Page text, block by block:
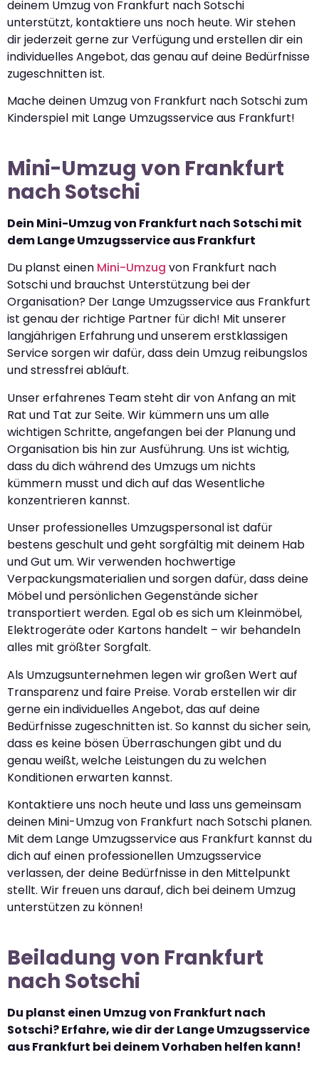
deinem Umzug von Frankfurt nach Sotschi
unterstützt, kontaktiere uns noch heute. Wir stehen
dir jederzeit gerne zur Verfügung und erstellen dir ein
individuelles Angebot, das genau auf deine Bedürfnisse
zugeschnitten ist.
Mache deinen Umzug von Frankfurt nach Sotschi zum
Kinderspiel mit Lange Umzugsservice aus Frankfurt!
Mini-Umzug von Frankfurt
nach Sotschi
Dein Mini-Umzug von Frankfurt nach Sotschi mit
dem Lange Umzugsservice aus Frankfurt
Du planst einen Mini-Umzug von Frankfurt nach
Sotschi und brauchst Unterstützung bei der
Organisation? Der Lange Umzugsservice aus Frankfurt
ist genau der richtige Partner für dich! Mit unserer
langjährigen Erfahrung und unserem erstklassigen
Service sorgen wir dafür, dass dein Umzug reibungslos
und stressfrei abläuft.
Unser erfahrenes Team steht dir von Anfang an mit
Rat und Tat zur Seite. Wir kümmern uns um alle
wichtigen Schritte, angefangen bei der Planung und
Organisation bis hin zur Ausführung. Uns ist wichtig,
dass du dich während des Umzugs um nichts
kümmern musst und dich auf das Wesentliche
konzentrieren kannst.
Unser professionelles Umzugspersonal ist dafür
bestens geschult und geht sorgfältig mit deinem Hab
und Gut um. Wir verwenden hochwertige
Verpackungsmaterialien und sorgen dafür, dass deine
Möbel und persönlichen Gegenstände sicher
transportiert werden. Egal ob es sich um Kleinmöbel,
Elektrogeräte oder Kartons handelt – wir behandeln
alles mit größter Sorgfalt.
Als Umzugsunternehmen legen wir großen Wert auf
Transparenz und faire Preise. Vorab erstellen wir dir
gerne ein individuelles Angebot, das auf deine
Bedürfnisse zugeschnitten ist. So kannst du sicher sein,
dass es keine bösen Überraschungen gibt und du
genau weißt, welche Leistungen du zu welchen
Konditionen erwarten kannst.
Kontaktiere uns noch heute und lass uns gemeinsam
deinen Mini-Umzug von Frankfurt nach Sotschi planen.
Mit dem Lange Umzugsservice aus Frankfurt kannst du
dich auf einen professionellen Umzugsservice
verlassen, der deine Bedürfnisse in den Mittelpunkt
stellt. Wir freuen uns darauf, dich bei deinem Umzug
unterstützen zu können!
Beiladung von Frankfurt
nach Sotschi
Du planst einen Umzug von Frankfurt nach
Sotschi? Erfahre, wie dir der Lange Umzugsservice
aus Frankfurt bei deinem Vorhaben helfen kann!